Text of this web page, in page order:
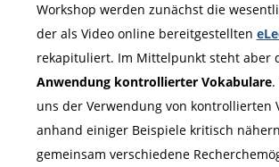
Workshop werden zunächst die
der als Video online bereitgestellten
rekapituliert. Im Mittelpunkt steht aber
Anwendung kontrollierter Vokabulare.
uns der Verwendung von kontrollierten
anhand einiger Beispiele kritisch
gemeinsam verschiedene